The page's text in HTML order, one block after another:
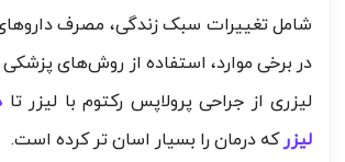
شامل تغییرات سبک زندگی، مصرف
در برخی موارد، استفاده از روش‌های پزشکی
لیزری از جراحی پرولاپس رکتوم با لیزر تا
لیزر که درمان را بسیار اسان تر کرده است.